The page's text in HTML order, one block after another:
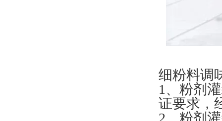
细粉料调
1、粉剂
证要求，
2、粉剂